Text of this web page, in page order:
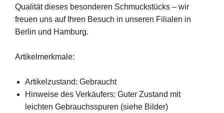
Qualität dieses besonderen Schmuckstücks – wir
freuen uns auf Ihren Besuch in unseren Filialen in
Berlin und Hamburg.
Artikelmerkmale:
Artikelzustand: Gebraucht
Hinweise des Verkäufers: Guter Zustand mit
leichten Gebrauchsspuren (siehe Bilder)